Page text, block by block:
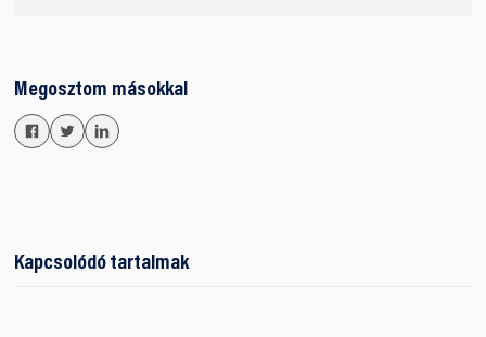
Megosztom másokkal
Kapcsolódó tartalmak